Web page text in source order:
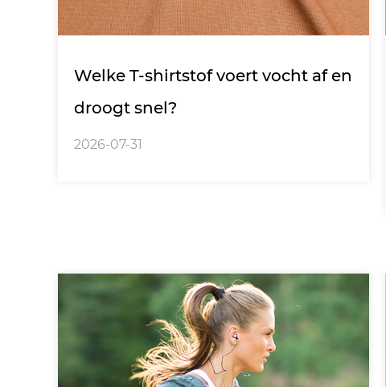
Welke T-shirtstof voert vocht af en
droogt snel?
2026-07-31